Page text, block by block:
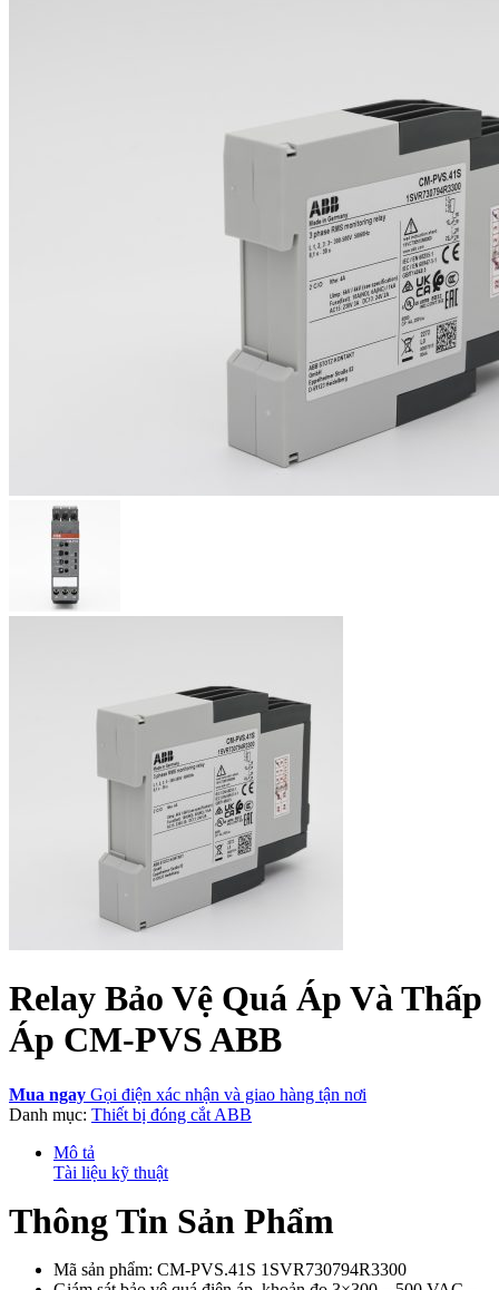
Relay Bảo Vệ Quá Áp Và Thấp
Áp CM-PVS ABB
Mua ngay Gọi điện xác nhận và giao hàng tận nơi
Danh mục: Thiết bị đóng cắt ABB
Mô tả
Tài liệu kỹ thuật
Thông Tin Sản Phẩm
Mã sản phẩm: CM-PVS.41S 1SVR730794R3300